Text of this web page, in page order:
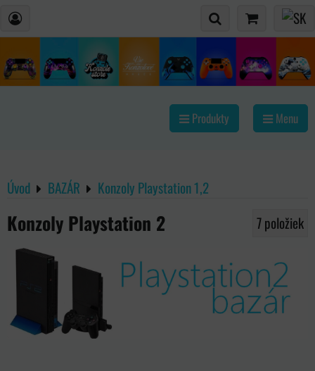
Produkty Menu
Úvod BAZÁR Konzoly Playstation 1,2
Konzoly Playstation 2 7položiek